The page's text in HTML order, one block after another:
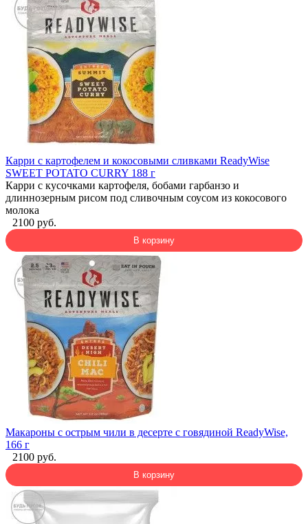
Карри с картофелем и кокосовыми сливками ReadyWise
SWEET POTATO CURRY 188 г
Карри с кусочками картофеля, бобами гарбанзо и
длиннозерным рисом под сливочным соусом из кокосового
молока
2100 руб.
В корзину
Макароны с острым чили в десерте с говядиной ReadyWise,
166 г
2100 руб.
В корзину